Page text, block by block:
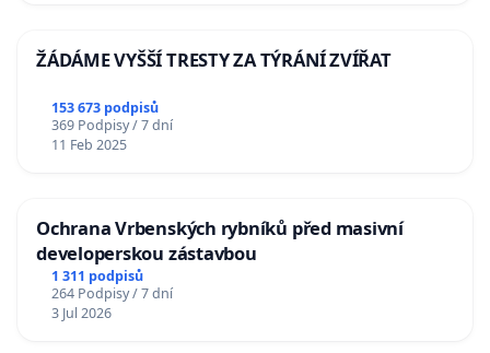
ŽÁDÁME VYŠŠÍ TRESTY ZA TÝRÁNÍ ZVÍŘAT
153 673 podpisů
369 Podpisy / 7 dní
11 Feb 2025
Ochrana Vrbenských rybníků před masivní
developerskou zástavbou
1 311 podpisů
264 Podpisy / 7 dní
3 Jul 2026